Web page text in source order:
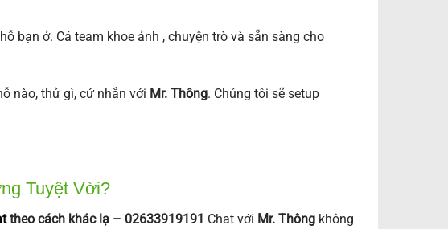
bạn ở. Cả team khoe ảnh , chuyện trò và sẵn sàng cho
nào, thử gì, cứ nhắn với Mr. Thông. Chúng tôi sẽ setup
Tuyệt Vời?
theo cách khác lạ – 02633919191 Chat với Mr. Thôngkhông